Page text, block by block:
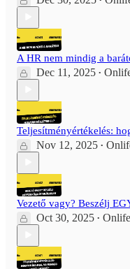
A HR nem mindig a
Dec 11, 2025 •
Teljesítményértékelés:
Nov 12, 2025 •
Vezető vagy? Beszélj
Oct 30, 2025 • Onlife